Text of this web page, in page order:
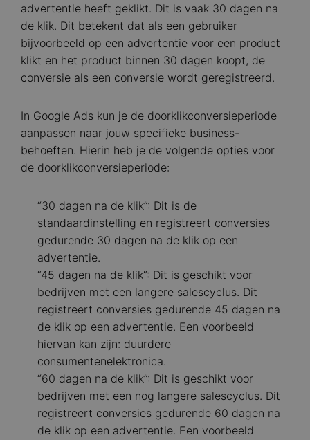
advertentie heeft geklikt. Dit is vaak 30 dagen na
de klik. Dit betekent dat als een gebruiker
bijvoorbeeld op een advertentie voor een product
klikt en het product binnen 30 dagen koopt, de
conversie als een conversie wordt geregistreerd.
In Google Ads kun je de doorklikconversieperiode
aanpassen naar jouw specifieke business-
behoeften. Hierin heb je de volgende opties voor
de doorklikconversieperiode:
“30 dagen na de klik”: Dit is de
standaardinstelling en registreert conversies
gedurende 30 dagen na de klik op een
advertentie.
“45 dagen na de klik”: Dit is geschikt voor
bedrijven met een langere salescyclus. Dit
registreert conversies gedurende 45 dagen na
de klik op een advertentie. Een voorbeeld
hiervan kan zijn: duurdere
consumentenelektronica.
“60 dagen na de klik”: Dit is geschikt voor
bedrijven met een nog langere salescyclus. Dit
registreert conversies gedurende 60 dagen na
de klik op een advertentie. Een voorbeeld